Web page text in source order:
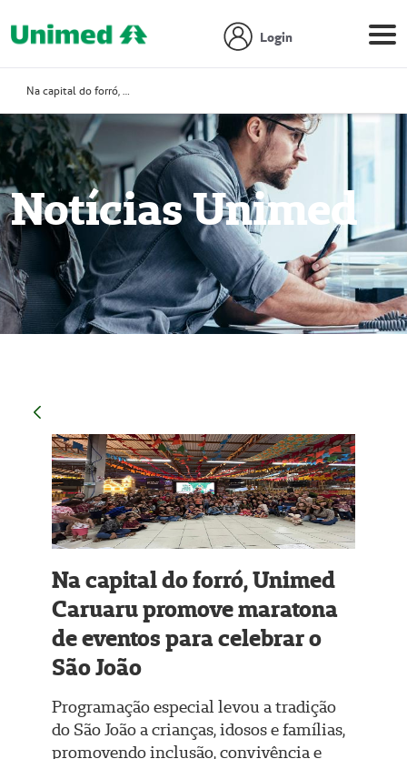
Login
Notícias Unimed
Na capital do forró, Unimed
Caruaru promove maratona
de eventos para celebrar o
São João
Programação especial levou a tradição
do São João a crianças, idosos e famílias,
promovendo inclusão, convivência e